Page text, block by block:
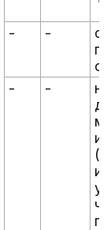
- -
-
-